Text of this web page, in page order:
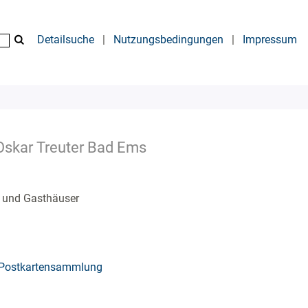
Detailsuche | Nutzungsbedingungen | Impressum
Treuter Bad Ems
Gasthäuser